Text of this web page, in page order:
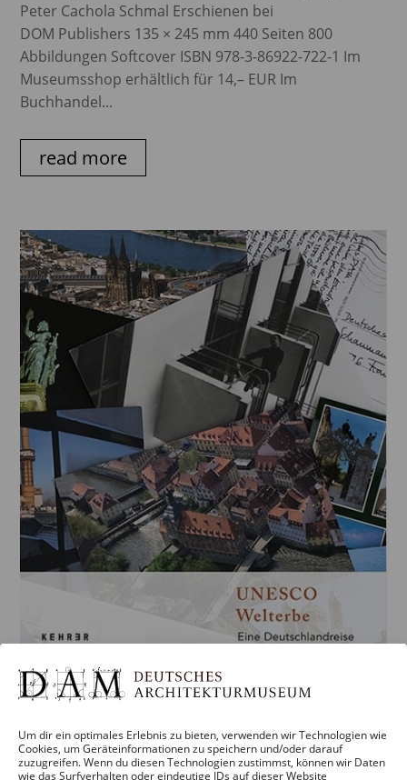
Um dir ein optimales Erlebnis zu bieten, verwenden wir Technologien wie
Cookies, um Geräteinformationen zu speichern und/oder darauf
zuzugreifen. Wenn du diesen Technologien zustimmst, können wir Daten
wie das Surfverhalten oder eindeutige IDs auf dieser Website
Peter Cachola Schmal Erschienen bei
DOM Publishers 135 × 245 mm 440 Seiten 800
Abbildungen Softcover ISBN 978-3-86922-722-1 Im
Museumsshop erhältlich für 14,– EUR Im
Buchhandel...
read more